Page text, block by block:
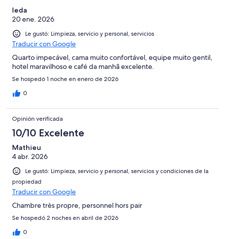
Ieda
20 ene. 2026
Le gustó: Limpieza, servicio y personal, servicios
Traducir con Google
Quarto impecável, cama muito confortável, equipe muito gentil,
hotel maravilhoso e café da manhã excelente.
Se hospedó 1 noche en enero de 2026
0
Opinión verificada
10/10 Excelente
Mathieu
4 abr. 2026
Le gustó: Limpieza, servicio y personal, servicios y condiciones de la
propiedad
Traducir con Google
Chambre très propre, personnel hors pair
Se hospedó 2 noches en abril de 2026
0